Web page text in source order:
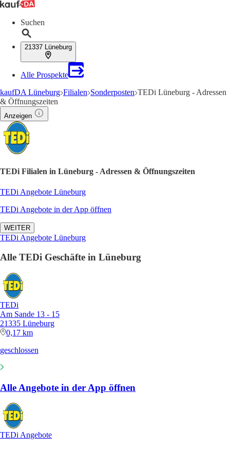
Suchen
21337 Lüneburg
Alle Prospekte
kaufDA Lüneburg Filialen Sonderposten TEDi Lüneburg - Adressen
& Öffnungszeiten
Anzeigen
TEDi Filialen in Lüneburg - Adressen & Öffnungszeiten
TEDi Angebote Lüneburg
TEDi Angebote in der App öffnen
WEITER
TEDi Angebote Lüneburg
Alle TEDi Geschäfte in Lüneburg
TEDi
Am Sande 13 - 15
21335 Lüneburg
0,17 km
geschlossen
Alle Angebote in der App öffnen
TEDi Angebote